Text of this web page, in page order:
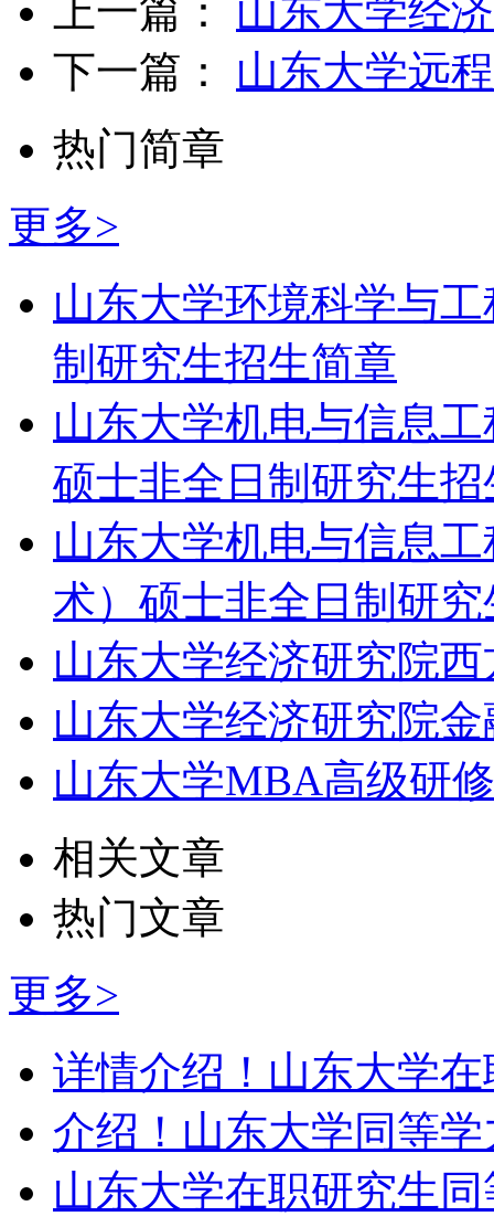
上一篇： 山东大学经
下一篇： 山东大学远
热门简章
更多>
山东大学环境科学与
制研究生招生简章
山东大学机电与信息
硕士非全日制研究生
山东大学机电与信息
术）硕士非全日制研
山东大学经济研究院
山东大学经济研究院
山东大学MBA高级研
相关文章
热门文章
更多>
详情介绍！山东大学
介绍！山东大学同等
山东大学在职研究生